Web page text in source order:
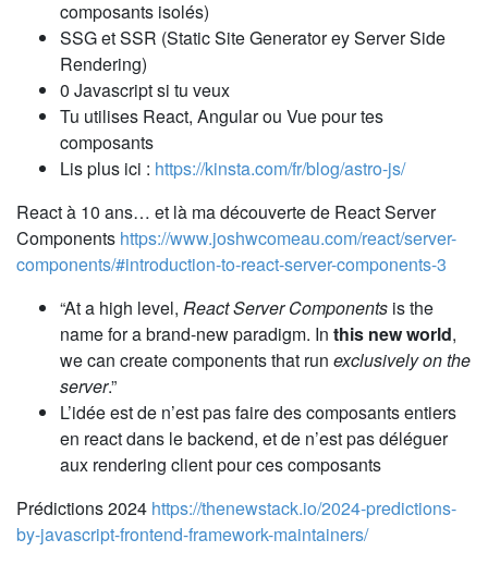
composants isolés)
SSG et SSR (Static Site Generator ey Server Side
Rendering)
0 Javascript si tu veux
Tu utilises React, Angular ou Vue pour tes
composants
Lis plus ici : https://kinsta.com/fr/blog/astro-js/
React à 10 ans… et là ma découverte de React Server
Components https://www.joshwcomeau.com/react/server-
components/#introduction-to-react-server-components-3
“At a high level, React Server Components is the
name for a brand-new paradigm. In this new world,
we can create components that run exclusively on the
server.”
L’idée est de n’est pas faire des composants entiers
en react dans le backend, et de n’est pas déléguer
aux rendering client pour ces composants
Prédictions 2024 https://thenewstack.io/2024-predictions-
by-javascript-frontend-framework-maintainers/